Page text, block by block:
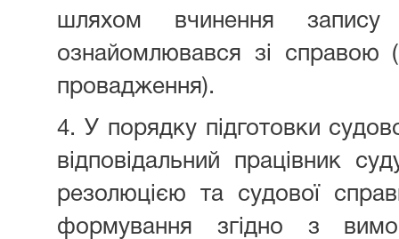
шляхом вчинення
ознайомлювався зі справою
провадження).
4. У порядку підготовки
відповідальний працівник
резолюцією та судової
формування згідно з